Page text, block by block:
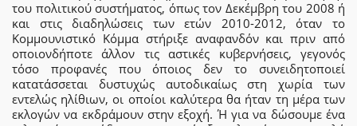
του πολιτικού συστήματος, όπως τον Δεκέμβρη του 2008 ή
και στις διαδηλώσεις των ετών 2010-2012, όταν το
Κομμουνιστικό Κόμμα στήριξε αναφανδόν και πριν από
οποιονδήποτε άλλον τις αστικές κυβερνήσεις, γεγονός
τόσο προφανές που όποιος δεν το συνειδητοποιεί
κατατάσσεται δυστυχώς αυτοδικαίως στη χωρία των
εντελώς ηλίθιων, οι οποίοι καλύτερα θα ήταν τη μέρα των
εκλογών να εκδράμουν στην εξοχή. Ή για να δώσουμε ένα